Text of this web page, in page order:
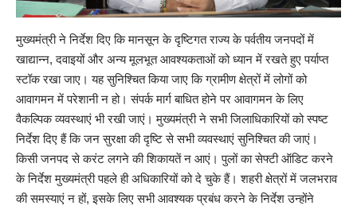
मुख्यमंत्री ने निर्देश दिए कि मानसून के दृष्टिगत राज्य के पर्वतीय जनपदों में
खाद्यान्न, दवाइयों और अन्य मूलभूत आवश्यकताओं को ध्यान में रखते हुए पर्याप्त
स्टॉक रखा जाए। यह सुनिश्चित किया जाए कि ग्रामीण क्षेत्रों में लोगों को
आवागमन में परेशानी न हो। संपर्क मार्ग बाधित होने पर आवागमन के लिए
वैकल्पिक व्यवस्थाएं भी रखी जाएं। मुख्यमंत्री ने सभी जिलाधिकारियों को स्पष्ट
निर्देश दिए हैं कि जन सुरक्षा की दृष्टि से सभी व्यवस्थाएं सुनिश्चित की जाएं।
किसी जनपद से करंट लगने की शिकायतें न आएं। पुलों का सेफ्टी ऑडिट करने
के निर्देश मुख्यमंत्री पहले ही अधिकारियों को दे चुके हैं। शहरी क्षेत्रों में जलभराव
की समस्याएं न हों, इसके लिए सभी आवश्यक प्रबंध करने के निर्देश उन्होंने